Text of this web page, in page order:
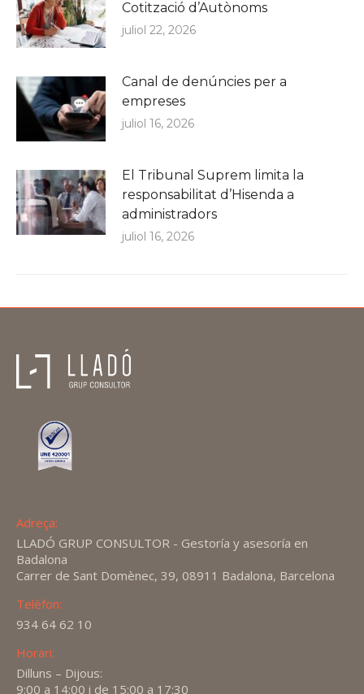
Cotització d’Autònoms
juliol 22, 2026
Canal de denúncies per a
empreses
juliol 16, 2026
El Tribunal Suprem limita la
responsabilitat d’Hisenda a
administradors
juliol 16, 2026
Adreça:
LLADÓ GRUP CONSULTOR - Gestoría y asesoría en
Badalona
Carrer de Sant Domènec, 39, 08911 Badalona, Barcelona
Telèfon:
934 64 62 10
Horari:
Dilluns – Dijous:
9:00 a 14:00 i de 15:00 a 17:30